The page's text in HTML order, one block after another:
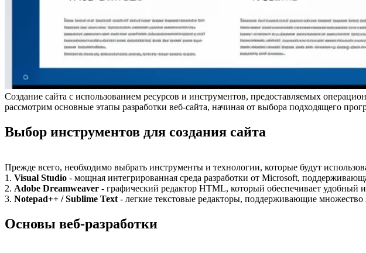
Создание сайта с использованием ресурсов и инструментов, предоставляемых
рассмотрим основные этапы разработки веб-сайта, начиная от выбора подходящего
Выбор инструментов для создания сайта
Прежде всего, необходимо выбрать инструменты и технологии, которые будут
1. Visual Studio - мощная интегрированная среда разработки от Microsoft,
2. Adobe Dreamweaver - графический редактор HTML, который обеспечивает удобный
3. Notepad++ / Sublime Text - легкие текстовые редакторы, поддерживающие
Основы веб-разработки